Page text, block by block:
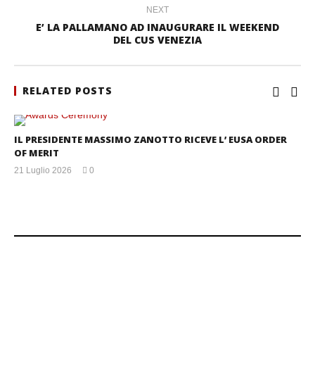
NEXT
E’ LA PALLAMANO AD INAUGURARE IL WEEKEND
DEL CUS VENEZIA
RELATED POSTS
IL PRESIDENTE MASSIMO ZANOTTO RICEVE L’ EUSA ORDER
OF MERIT
21 Luglio 2026
0